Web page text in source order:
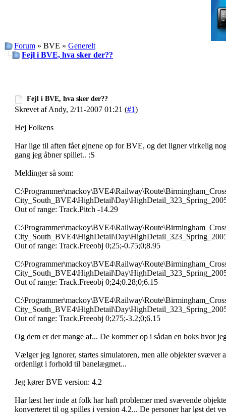
Forum » BVE » Generelt
Fejl i BVE, hva sker der??
Fejl i BVE, hva sker der??
Skrevet af Andy, 2/11-2007 01:21 (#1)
Hej Folkens
Har lige til aften fået øjnene op for BVE, og det ligner virkelig
gang jeg åbner spillet.. :S
Meldinger så som:
Out of range: Track.Pitch -14.29
Out of range: Track.Freeobj 0;25;-0.75;0;8.95
Out of range: Track.Freeobj 0;24;0.28;0;6.15
Out of range: Track.Freeobj 0;275;-3.2;0;6.15
Og dem er der mange af... De kommer op i sådan en boks hvor
Vælger jeg Ignorer, startes simulatoren, men alle objekter svæver
ordenligt i forhold til banelægmet...
Jeg kører BVE version: 4.2
Har læst her inde at folk har haft problemer med svævende
konverteret til og spilles i version 4.2... De personer har løst det